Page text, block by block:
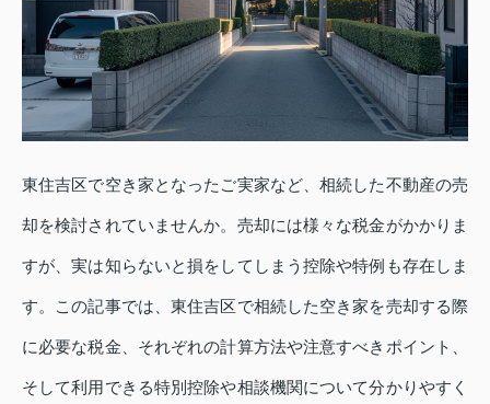
東住吉区で空き家となったご実家など、相続した不動産の売
却を検討されていませんか。売却には様々な税金がかかりま
すが、実は知らないと損をしてしまう控除や特例も存在しま
す。この記事では、東住吉区で相続した空き家を売却する際
に必要な税金、それぞれの計算方法や注意すべきポイント、
そして利用できる特別控除や相談機関について分かりやすく